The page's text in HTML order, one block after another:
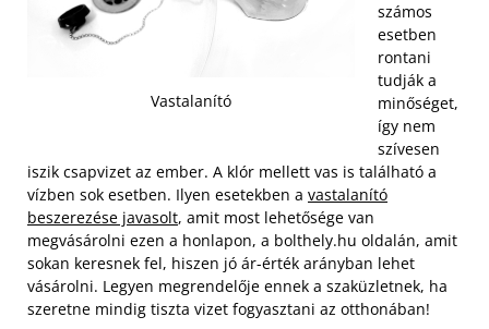
Vastalanító
számos
esetben
rontani
tudják a
minőséget,
így nem
szívesen
iszik csapvizet az ember. A klór mellett vas is található a
vízben sok esetben. Ilyen esetekben a vastalanító
beszerezése javasolt, amit most lehetősége van
megvásárolni ezen a honlapon, a bolthely.hu oldalán, amit
sokan keresnek fel, hiszen jó ár-érték arányban lehet
vásárolni. Legyen megrendelője ennek a szaküzletnek, ha
szeretne mindig tiszta vizet fogyasztani az otthonában!